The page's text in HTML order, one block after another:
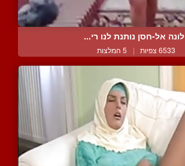
לונה אל-חסן נותנת לנו רי...
6533 צפיות | 5 המלצות